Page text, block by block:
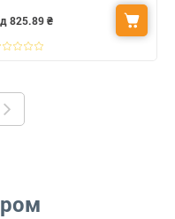
825.89₴